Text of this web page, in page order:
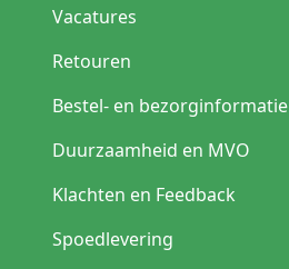
Vacatures
Retouren
Bestel- en bezorginformatie
Duurzaamheid en MVO
Klachten en Feedback
Spoedlevering